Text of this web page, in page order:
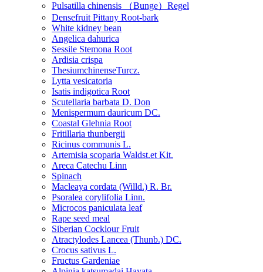
Pulsatilla chinensis （Bunge）Regel
Densefruit Pittany Root-bark
White kidney bean
Angelica dahurica
Sessile Stemona Root
Ardisia crispa
ThesiumchinenseTurcz.
Lytta vesicatoria
Isatis indigotica Root
Scutellaria barbata D. Don
Menispermum dauricum DC.
Coastal Glehnia Root
Fritillaria thunbergii
Ricinus communis L.
Artemisia scoparia Waldst.et Kit.
Areca Catechu Linn
Spinach
Macleaya cordata (Willd.) R. Br.
Psoralea corylifolia Linn.
Microcos paniculata leaf
Rape seed meal
Siberian Cocklour Fruit
Atractylodes Lancea (Thunb.) DC.
Crocus sativus L.
Fructus Gardeniae